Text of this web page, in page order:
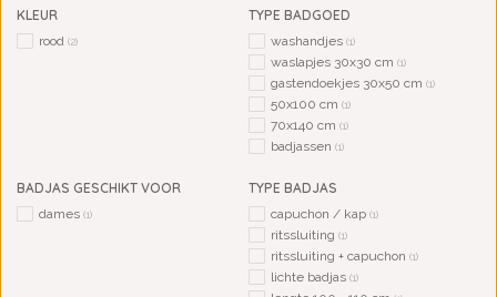
KLEUR
rood (2)
TYPE BADGOED
washandjes (1)
waslapjes 30x30 cm (1)
gastendoekjes 30x50 cm (1)
50x100 cm (1)
70x140 cm (1)
badjassen (1)
BADJAS GESCHIKT VOOR
dames (1)
TYPE BADJAS
capuchon / kap (1)
ritssluiting (1)
ritssluiting + capuchon (1)
lichte badjas (1)